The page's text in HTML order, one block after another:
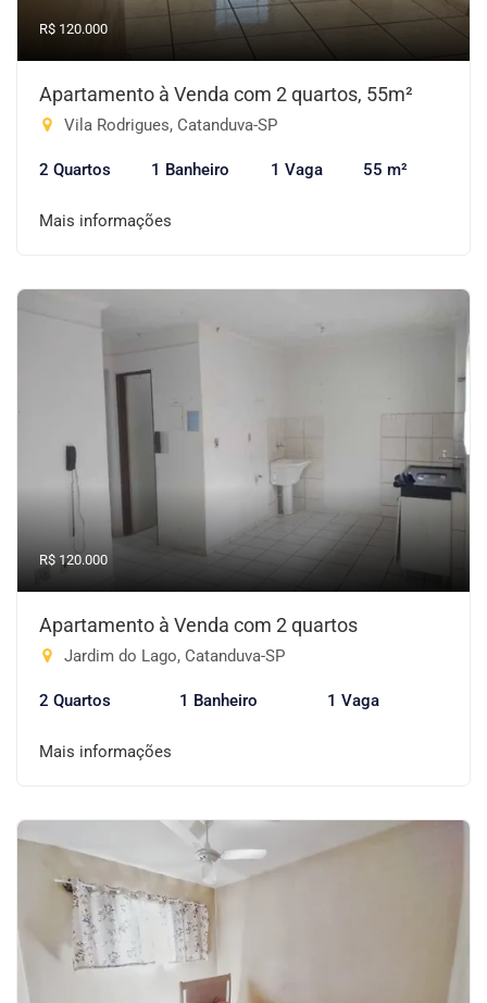
R$ 120.000
Apartamento à Venda com 2 quartos, 55m²
Vila Rodrigues, Catanduva-SP
2 Quartos 1 Banheiro 1 Vaga 55 m²
Mais informações
R$ 120.000
Apartamento à Venda com 2 quartos
Jardim do Lago, Catanduva-SP
2 Quartos 1 Banheiro 1 Vaga
Mais informações